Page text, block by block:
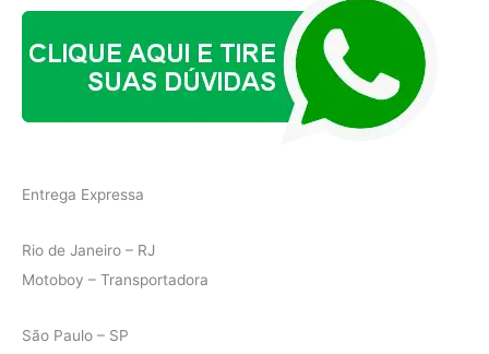
Entrega Expressa
Rio de Janeiro – RJ
Motoboy – Transportadora
São Paulo – SP